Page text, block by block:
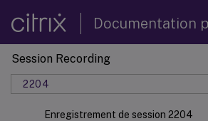
Documentation
Session Recording
2204
Enregistrement de session 2204